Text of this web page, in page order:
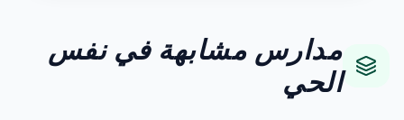
مدارس مشابهة في نفس
الحي